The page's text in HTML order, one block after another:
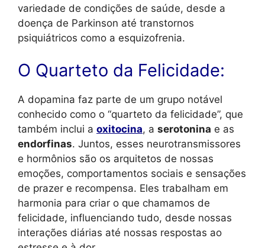
variedade de condições de saúde, desde a
doença de Parkinson até transtornos
psiquiátricos como a esquizofrenia.
O Quarteto da Felicidade:
A dopamina faz parte de um grupo notável
conhecido como o “quarteto da felicidade”, que
também inclui a oxitocina, a serotonina e as
endorfinas. Juntos, esses neurotransmissores
e hormônios são os arquitetos de nossas
emoções, comportamentos sociais e sensações
de prazer e recompensa. Eles trabalham em
harmonia para criar o que chamamos de
felicidade, influenciando tudo, desde nossas
interações diárias até nossas respostas ao